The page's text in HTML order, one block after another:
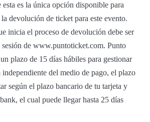
esta es la única opción disponible para
devolución de ticket para este evento.
inicia el proceso de devolución debe ser
de www.puntoticket.com. Punto
plazo de 15 días hábiles para gestionar
del medio de pago, el plazo
según el plazo bancario de tu tarjeta y
el cual puede llegar hasta 25 días